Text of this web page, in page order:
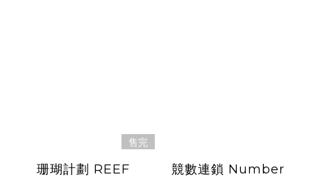
售完
珊瑚計劃 REEF
競數連鎖 Number